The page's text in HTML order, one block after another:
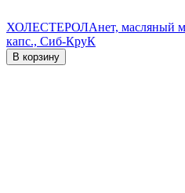
ХОЛЕСТЕРОЛАнет, масляный
капс., Сиб-КруК
В корзину